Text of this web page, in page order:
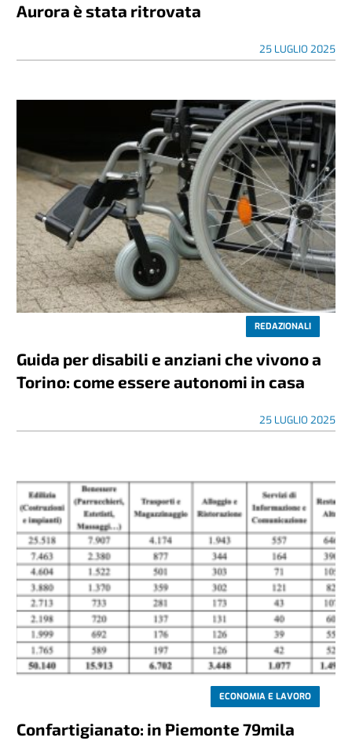
Aurora è stata ritrovata
25 LUGLIO 2025
REDAZIONALI
Guida per disabili e anziani che vivono a
Torino: come essere autonomi in casa
25 LUGLIO 2025
ECONOMIA E LAVORO
Confartigianato: in Piemonte 79mila